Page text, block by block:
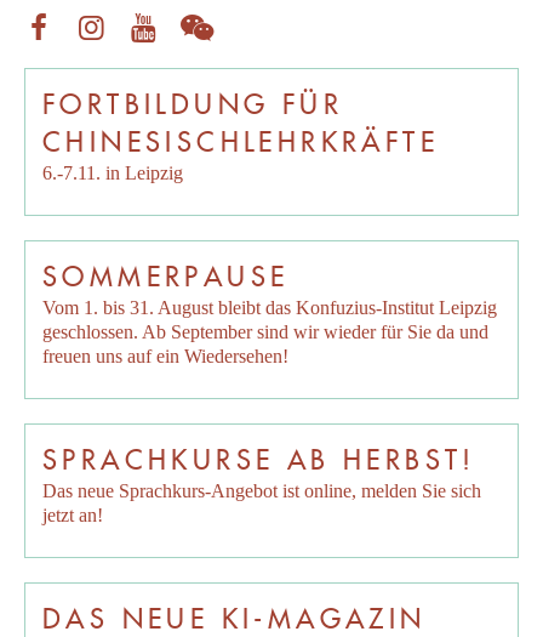
FORTBILDUNG FÜR
CHINESISCHLEHRKRÄFTE
6.-7.11. in Leipzig
SOMMERPAUSE
Vom 1. bis 31. August bleibt das Konfuzius-Institut Leipzig
geschlossen. Ab September sind wir wieder für Sie da und
freuen uns auf ein Wiedersehen!
SPRACHKURSE AB HERBST!
Das neue Sprachkurs-Angebot ist online, melden Sie sich
jetzt an!
DAS NEUE KI-MAGAZIN